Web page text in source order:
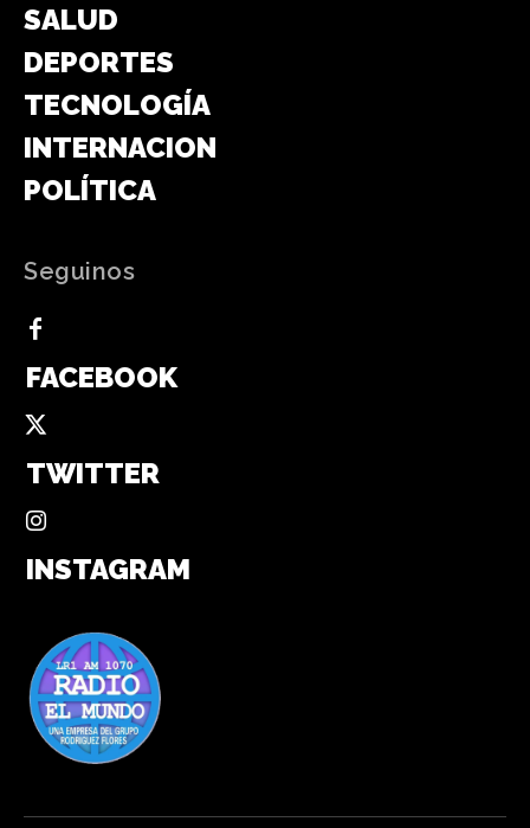
SALUD
DEPORTES
TECNOLOGÍA
INTERNACIONAL
POLÍTICA
Seguinos
FACEBOOK
TWITTER
INSTAGRAM